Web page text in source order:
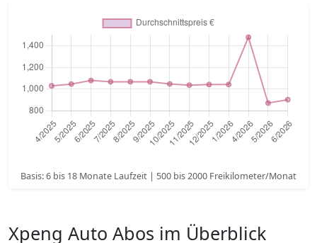
Basis: 6 bis 18 Monate Laufzeit | 500 bis 2000 Freikilometer/Monat
Xpeng Auto Abos im Überblick